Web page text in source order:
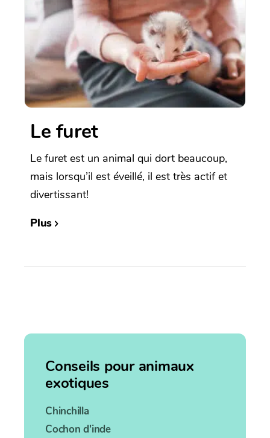
Le furet
Le furet est un animal qui dort beaucoup,
mais lorsqu’il est éveillé, il est très actif et
divertissant!
Plus
Conseils pour animaux
exotiques
Chinchilla
Cochon d'inde